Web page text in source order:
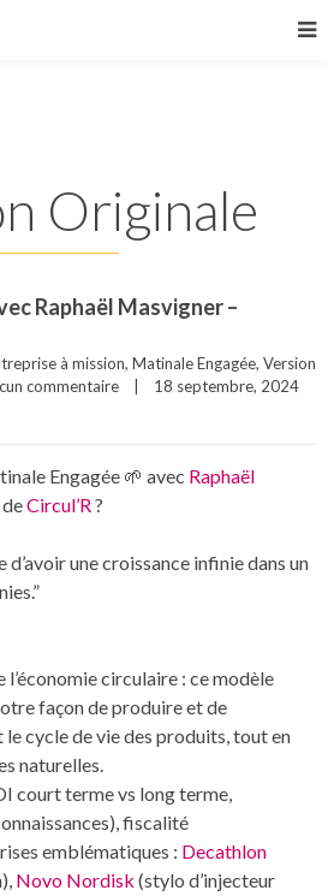
Originale
Raphaël Masvigner –
à mission, Matinale Engagée, Version
commentaire
Engagée 🌱 avec Raphaël
Circul’R?
d’avoir une croissance infinie dans un
l’économie circulaire : ce modèle
façon de produire et de
cycle de vie des produits, tout en
naturelles.
court terme vs long terme,
fiscalité
emblématiques : Decathlon
Novo Nordisk (stylo d’injecteur